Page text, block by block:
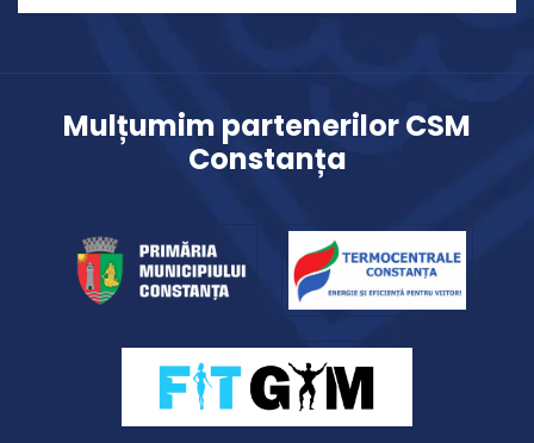
Mulțumim partenerilor CSM
Constanța